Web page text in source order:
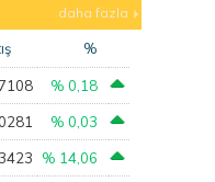
daha fazla
%
% 0,18
% 0,03
% 14,06